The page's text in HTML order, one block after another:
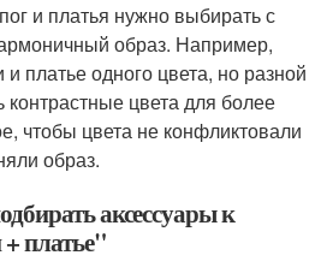
и платья нужно выбирать с
образ. Например,
платье одного цвета, но разной
контрастные цвета для более
чтобы цвета не конфликтовали
образ.
аксессуары к
платье"